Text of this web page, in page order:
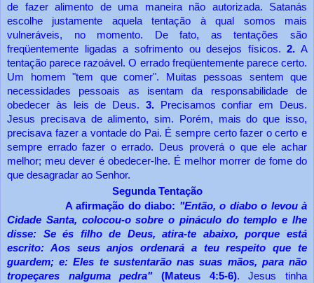
de fazer alimento de uma maneira não autorizada. Satanás
escolhe justamente aquela tentação à qual somos mais
vulneráveis, no momento. De fato, as tentações são
freqüentemente ligadas a sofrimento ou desejos físicos.2. A
tentação parece razoável. O errado freqüentemente parece certo.
Um homem "tem que comer". Muitas pessoas sentem que
necessidades pessoais as isentam da responsabilidade de
obedecer às leis de Deus. 3.Precisamos confiarem Deus.
Jesus precisava de alimento, sim. Porém, mais do que isso,
precisava fazer a vontade do Pai. É sempre certo fazer o certo e
sempre errado fazer o errado. Deus proverá o que ele achar
melhor; meu dever é obedecer-lhe. É melhor morrer de fome do
que desagradar ao Senhor.
Segunda Tentação
A afirmação do diabo: "Então, o diabo o levou à
Cidade Santa, colocou-o sobre o pináculo do templo e lhe
disse: Se és filho de Deus, atira-te abaixo, porque está
escrito: Aos seus anjos ordenará a teu respeito que te
guardem; e: Eles te sustentarão nas suas mãos, para não
tropeçares nalguma pedra"
(Mateus 4:5-6). Jesus tinha